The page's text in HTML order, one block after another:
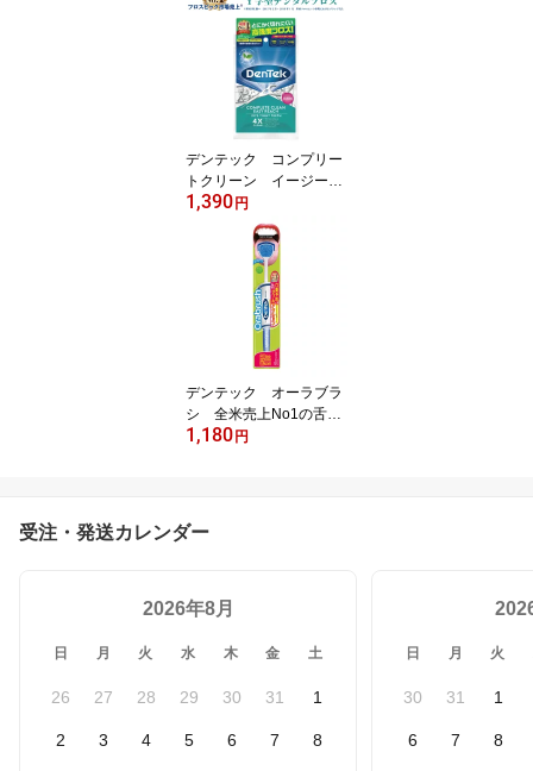
策！ デリケートゾーンの
臭い タイプ デリゾ ボデ
ィソープ 石鹸 敏感肌 保
湿 かゆみ ニオイ 黒ずみ
生理 おりもの VIO クリ
ーム泡 summer's eve su
デンテック コンプリー
トクリーン イージーリ
ーチ 75本入り 全米N
o.1のフロスピックブラ
ンド☆DenTek/デンタル
フロス/歯間ブラシ/虫歯
予防/歯垢を除去/歯科医
が生んだオーラルケアブ
1,390 円
デンテック オーラブラ
シ 全米売上No1の舌ク
リーナー☆口臭予防/オー
ーナー/舌そうじ/口臭原
因の90%、舌の老廃物を
1,180 円
受注・発送カレンダー
2026年8月
日 月 火 水 木 金 土
26 27 28 29 30 31 1
2 3 4 5 6 7 8
日 月 火
30 31 1
6 7 8